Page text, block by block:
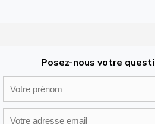
Posez-nous votre